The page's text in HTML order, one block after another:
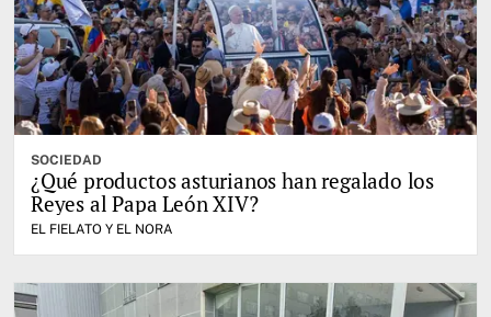
SOCIEDAD
¿Qué productos asturianos han regalado los
Reyes al Papa León XIV?
EL FIELATO Y EL NORA